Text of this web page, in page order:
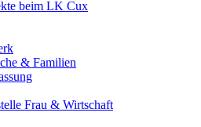
beim LK Cux
& Familien
Frau & Wirtschaft